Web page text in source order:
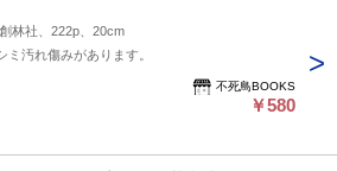
林社、222p、20cm
ミ汚れ傷みがあります。
不死鳥BOOKS
￥580